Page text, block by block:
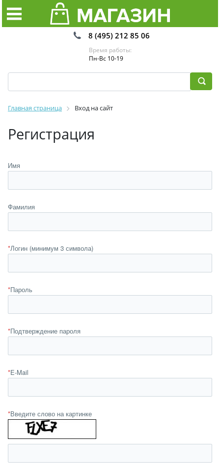
8 (495) 212 85 06
Время работы:
Пн-Вс 10-19
Главная страница Вход на сайт
Регистрация
Имя
Фамилия
*Логин (минимум 3 символа)
*Пароль
*Подтверждение пароля
*E-Mail
*Введите слово на картинке